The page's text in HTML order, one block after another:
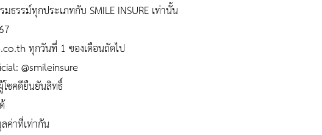
รรม์ทุกประเภทกับ SMILE INSURE เท่านั้น
ทุกวันที่ 1 ของเดือนถัดไป
@smileinsure
โชคดียืนยันสิทธิ์
ค่าที่เท่ากัน